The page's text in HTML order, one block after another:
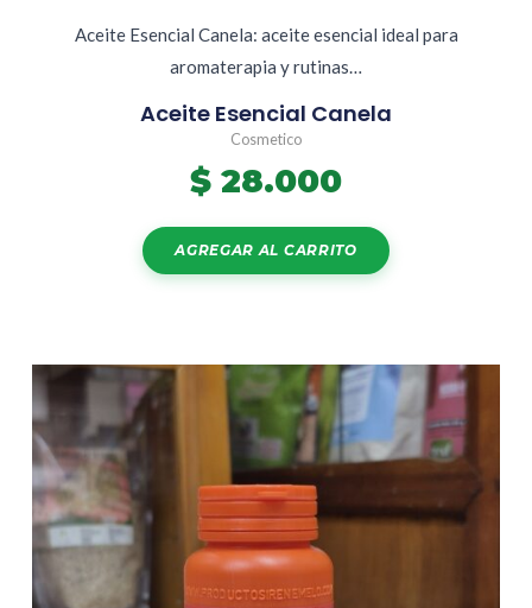
Aceite Esencial Canela: aceite esencial ideal para
aromaterapia y rutinas…
Aceite Esencial Canela
Cosmetico
$ 28.000
AGREGAR AL CARRITO